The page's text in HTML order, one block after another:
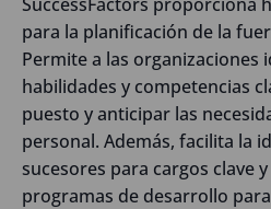
para la planificación de la
Permite a las organizaciones
habilidades y competencias
puesto y anticipar las
personal. Además, facilita la
sucesores para cargos clave
programas de desarrollo